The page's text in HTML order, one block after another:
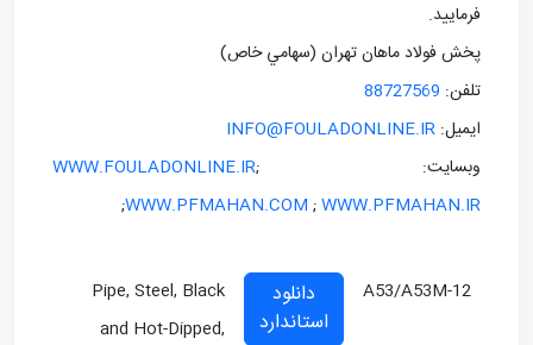
فرماييد.
پخش فولاد ماهان تهران (سهامي خاص)
تلفن: 88727569
ايميل: INFO@FOULADONLINE.IR
وبسايت: ;WWW.FOULADONLINE.IR
;WWW.PFMAHAN.COM ;WWW.PFMAHAN.IR
A53/A53M-12
دانلود
استاندارد
Pipe, Steel, Black
and Hot-Dipped,